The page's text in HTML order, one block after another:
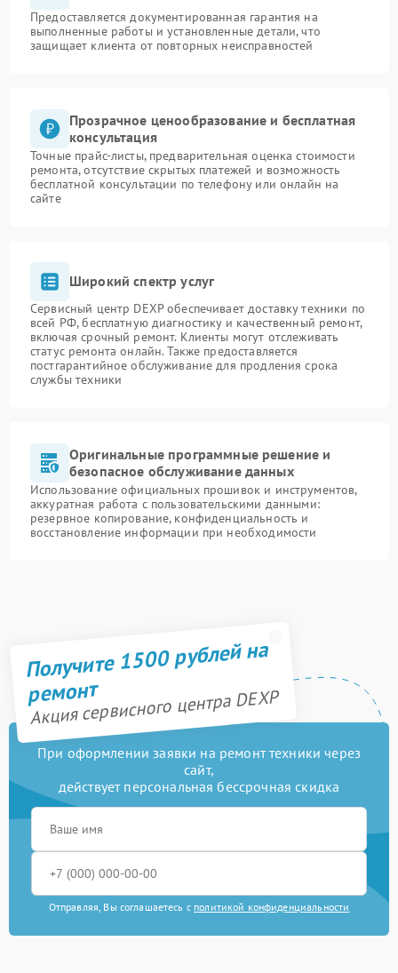
Предоставляется документированная гарантия на
выполненные работы и установленные детали, что
защищает клиента от повторных неисправностей
Прозрачное ценообразование и бесплатная
консультация
Точные прайс-листы, предварительная оценка стоимости
ремонта, отсутствие скрытых платежей и возможность
бесплатной консультации по телефону или онлайн на
сайте
Широкий спектр услуг
Сервисный центр DEXP обеспечивает доставку техники по
всей РФ, бесплатную диагностику и качественный ремонт,
включая срочный ремонт. Клиенты могут отслеживать
статус ремонта онлайн. Также предоставляется
постгарантийное обслуживание для продления срока
службы техники
Оригинальные программные решение и
безопасное обслуживание данных
Использование официальных прошивок и инструментов,
аккуратная работа с пользовательскими данными:
резервное копирование, конфиденциальность и
восстановление информации при необходимости
Получите 1500 рублей на
ремонт
Акция сервисного центра DEXP
При оформлении заявки на ремонт техники через
сайт,
действует персональная бессрочная скидка
Отправляя, Вы соглашаетесь с политикой конфиденциальности